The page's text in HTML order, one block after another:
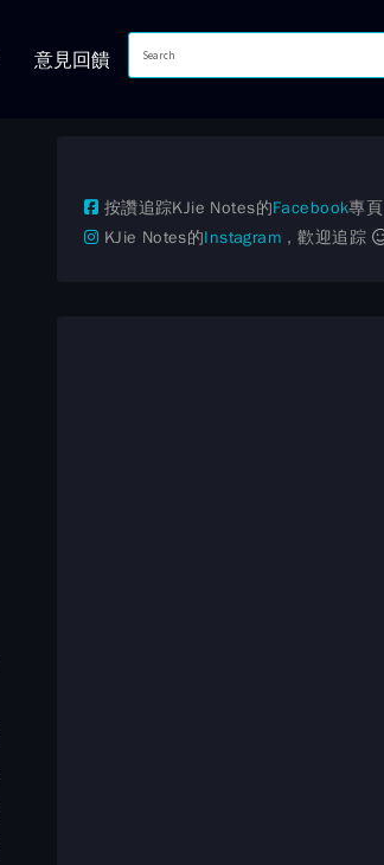
意見回饋
按讚追踪KJie Notes的Facebook專頁
KJie Notes的Instagram ，歡迎追踪